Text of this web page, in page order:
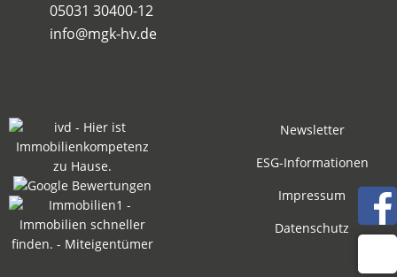
05031 30400-12
info@mgk-hv.de
Newsletter
ESG-Informationen
Impressum
Datenschutz